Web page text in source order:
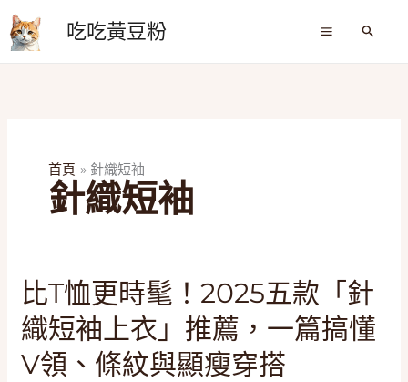
至
主
吃吃黃豆粉
搜
首頁 針織短袖
針織短袖
比T恤更時髦！2025五款「針
織短袖上衣」推薦，一篇搞懂
V領、條紋與顯瘦穿搭
比
T
恤
時